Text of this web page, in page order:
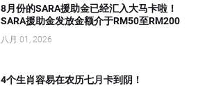
8月份的SARA援助金已经汇入大马卡啦！
SARA援助金发放金额介于RM50至RM200
八月 01, 2026
4个生肖容易在农历七月卡到阴！